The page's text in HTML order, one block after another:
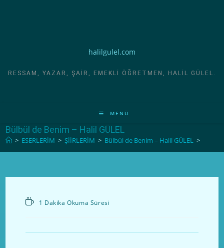
halilgulel.com
RESSAM, YAZAR, ŞAIR, EMEKLI ÖĞRETMEN, HALIL GÜLEL.
MENÜ
Bülbül de Benim – Halil GÜLEL
> ESERLERİM > ŞİİRLERİM > Bülbül de Benim – Halil GÜLEL >
1 Dakika Okuma Süresi